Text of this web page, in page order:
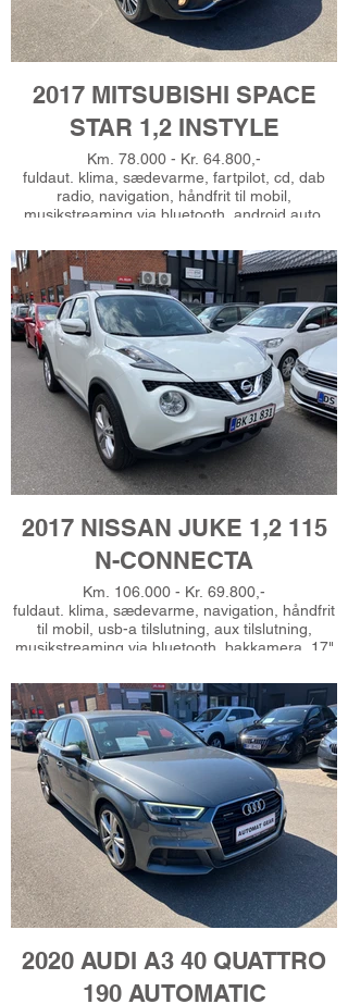
2017 MITSUBISHI SPACE
STAR 1,2 INSTYLE
Km. 78.000 - Kr. 64.800,-
fuldaut. klima, sædevarme, fartpilot, cd, dab
radio, navigation, håndfrit til mobil,
musikstreaming via bluetooth, android auto,
vinterhjul, højdejust. forsæder, splitbagsæde,
bagagerumsdækken, kørecomputer,
multifunktionsrat, læderrat, tågelygter, el-
sidespejle, nøglefri adgang, nøglefri tænding,
4x el-ruder, automatisk start/stop, regnsensor,
isofix, 6 airbags, esp, automatisk lys,
dæktryksmåler, undervognsbehandlet, service
ok, leveres nysynet, Gerne finansiering, Ring
for prøvekørsel - Tlf 51625485
2017 NISSAN JUKE 1,2 115
N-CONNECTA
Km. 106.000 - Kr. 69.800,-
fuldaut. klima, sædevarme, navigation, håndfrit
til mobil, usb-a tilslutning, aux tilslutning,
musikstreaming via bluetooth, bakkamera, 17"
multifunktionsrat, læderrat, dobbelt
bagagerumsbund, 4 el-ruder, fartpilot, fjernb.
centrallås, isofix, dæktryksmåler, esp,
højdejust. førersæde, splitbagsæde,
kørecomputer, udv. temp. måler, 6 airbags,
synet 4/2026, Sælges billigt grundet diverse
lakfejl, Gerne finansiering, Ring for prøvekørsel
- Tlf. 51625485
2020 AUDI A3 40 QUATTRO
190 AUTOMATIC